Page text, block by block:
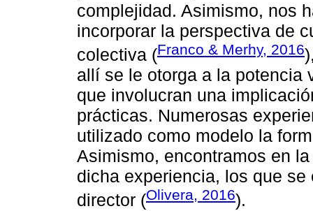
complejidad. Asimismo, nos
incorporar la perspectiva de
colectiva (Franco & Merhy, 2016
allí se le otorga a la potencia
que involucran una
prácticas. Numerosas
utilizado como modelo la
Asimismo, encontramos en
dicha experiencia, los que
director (Olivera, 2016).